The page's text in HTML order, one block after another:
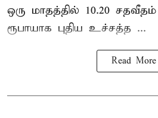
ஒரு மாதத்தில் 10.20
ரூபாயாக புதிய உச்சத்த ...
Read More